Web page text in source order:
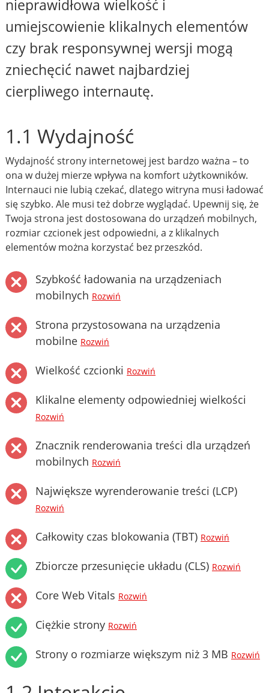
nieprawidłowa wielkość i
umiejscowienie klikalnych elementów
czy brak responsywnej wersji mogą
zniechęcić nawet najbardziej
cierpliwego internautę.
1.1 Wydajność
Wydajność strony internetowej jest bardzo ważna – to
ona w dużej mierze wpływa na komfort użytkowników.
Internauci nie lubią czekać, dlatego witryna musi ładować
się szybko. Ale musi też dobrze wyglądać. Upewnij się, że
Twoja strona jest dostosowana do urządzeń mobilnych,
rozmiar czcionek jest odpowiedni, a z klikalnych
elementów można korzystać bez przeszkód.
Szybkość ładowania na urządzeniach
mobilnych Rozwiń
Strona przystosowana na urządzenia
mobilne Rozwiń
Wielkość czcionki Rozwiń
Klikalne elementy odpowiedniej wielkości
Rozwiń
Znacznik renderowania treści dla urządzeń
mobilnych Rozwiń
Największe wyrenderowanie treści (LCP)
Rozwiń
Całkowity czas blokowania (TBT) Rozwiń
Zbiorcze przesunięcie układu (CLS) Rozwiń
Core Web Vitals Rozwiń
Ciężkie strony Rozwiń
Strony o rozmiarze większym niż 3 MB Rozwiń